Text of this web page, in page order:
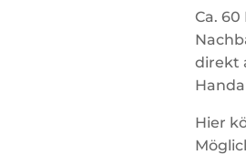
Ca.
direkt
Hier